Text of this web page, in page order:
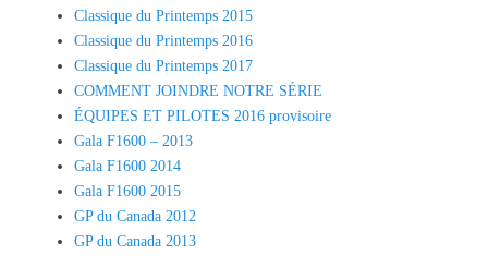
Classique du Printemps 2015
Classique du Printemps 2016
Classique du Printemps 2017
COMMENT JOINDRE NOTRE SÉRIE
ÉQUIPES ET PILOTES 2016 provisoire
Gala F1600 – 2013
Gala F1600 2014
Gala F1600 2015
GP du Canada 2012
GP du Canada 2013